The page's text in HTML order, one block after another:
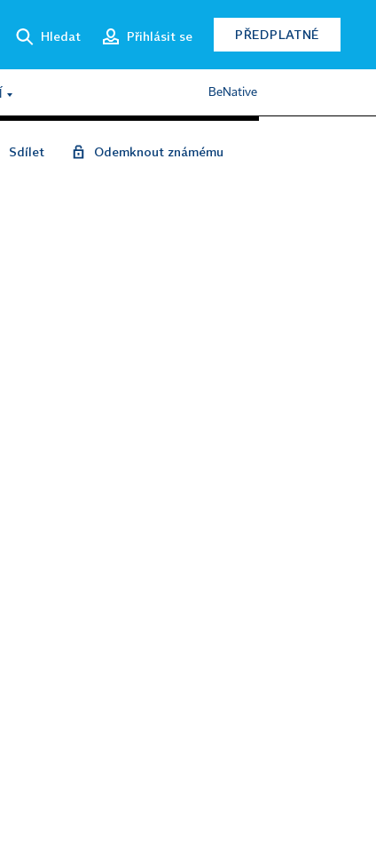
Hledat Přihlásit se PŘEDPLATNÉ
BeNative
Sdílet Odemknout známému